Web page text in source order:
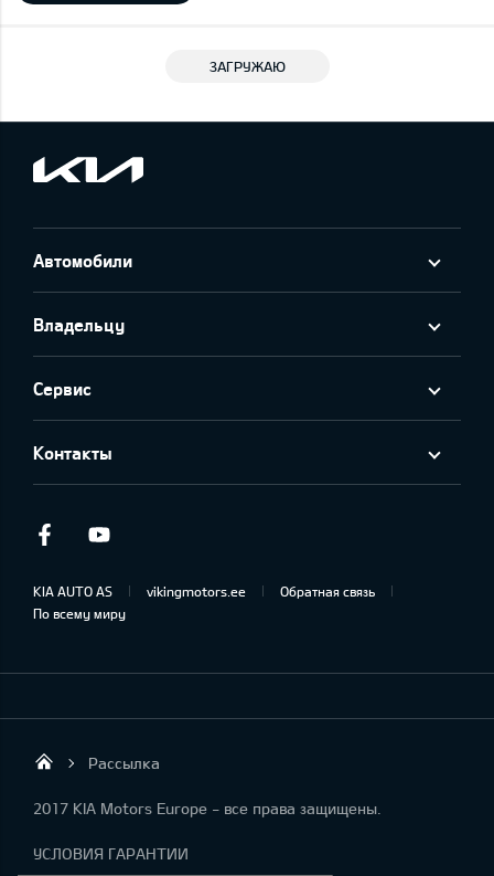
ЗАГРУЖАЮ
Автомобили
Владельцу
Сервис
Контакты
Facebook
KIA AUTO AS vikingmotors.ee
Обратная связь
По всему миру
Viking Motors - Kia продажа,
Рассылка
2017 KIA Motors Europe - все права защищены.
УСЛОВИЯ ГАРАНТИИ